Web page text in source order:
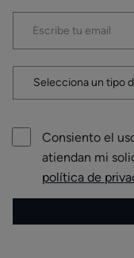
Consiento el
atiendan mi
política de